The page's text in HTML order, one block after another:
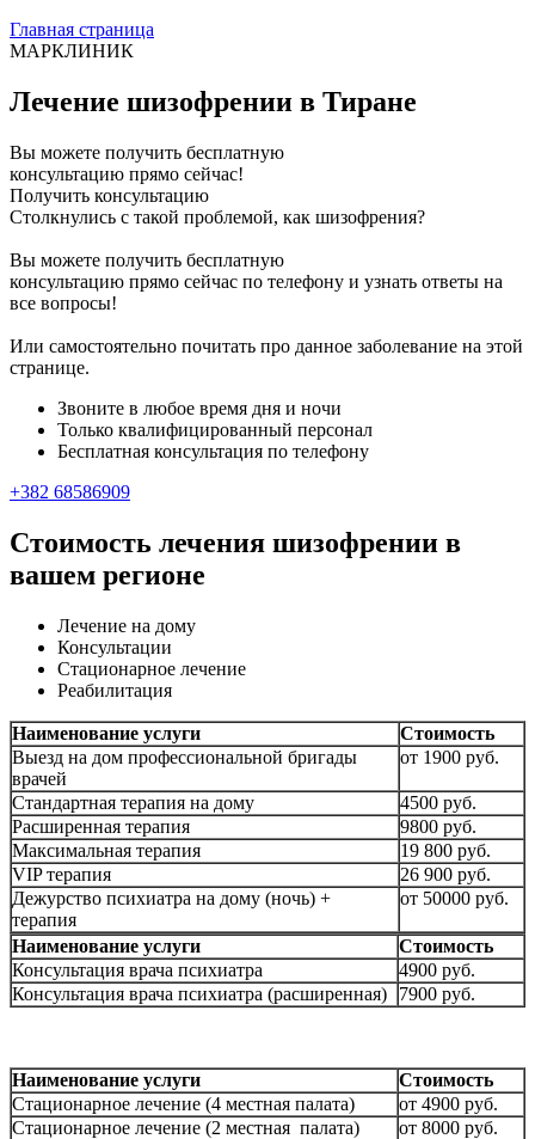
Главная страница
МАРКЛИНИК
Лечение шизофрении в Тиране
Вы можете получить бесплатную
консультацию прямо сейчас!
Получить консультацию
Столкнулись с такой проблемой, как шизофрения?
Вы можете получить бесплатную
консультацию прямо сейчас по телефону и узнать ответы на
все вопросы!
Или самостоятельно почитать про данное заболевание на этой
странице.
Звоните в любое время дня и ночи
Только квалифицированный персонал
Бесплатная консультация по телефону
+382 68586909
Стоимость лечения шизофрении в
вашем регионе
Лечение на дому
Консультации
Стационарное лечение
Реабилитация
Наименование услуги
Стоимость
Выезд на дом профессиональной бригады
врачей
от 1900 руб.
Стандартная терапия на дому
4500 руб.
Расширенная терапия
9800 руб.
Максимальная терапия
19 800 руб.
VIP терапия
26 900 руб.
Дежурство психиатра на дому (ночь) +
терапия
от 50000 руб.
Наименование услуги
Стоимость
Консультация врача психиатра
4900 руб.
Консультация врача психиатра (расширенная)
7900 руб.
Наименование услуги
Стоимость
Стационарное лечение (4 местная палата)
от 4900 руб.
Стационарное лечение (2 местная палата)
от 8000 руб.